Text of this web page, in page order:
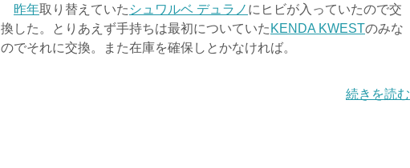
昨年取り替えていた シュワルベ デュラノ にヒビが入っていたので交
換した。とりあえず手持ちは最初についていた KENDA KWESTのみな
のでそれに交換。また在庫を確保しとかなければ。
続きを読む